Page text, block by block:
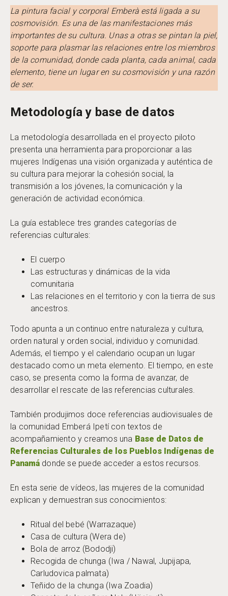
La pintura facial y corporal Emberà está ligada a su
cosmovisión. Es una de las manifestaciones más
importantes de su cultura. Unas a otras se pintan la piel,
soporte para plasmar las relaciones entre los miembros
de la comunidad, donde cada planta, cada animal, cada
elemento, tiene un lugar en su cosmovisión y una razón
de ser.
Metodología y base de datos
La metodología desarrollada en el proyecto piloto
presenta una herramienta para proporcionar a las
mujeres Indígenas una visión organizada y auténtica de
su cultura para mejorar la cohesión social, la
transmisión a los jóvenes, la comunicación y la
generación de actividad económica.
La guía establece tres grandes categorías de
referencias culturales:
El cuerpo
Las estructuras y dinámicas de la vida
comunitaria
Las relaciones en el territorio y con la tierra de sus
ancestros.
Todo apunta a un continuo entre naturaleza y cultura,
orden natural y orden social, individuo y comunidad.
Además, el tiempo y el calendario ocupan un lugar
destacado como un meta elemento. El tiempo, en este
caso, se presenta como la forma de avanzar, de
desarrollar el rescate de las referencias culturales.
También produjimos doce referencias audiovisuales de
la comunidad Emberá Ipetí con textos de
acompañamiento y creamos una Base de Datos de
Referencias Culturales de los Pueblos Indígenas de
Panamá donde se puede acceder a estos recursos.
En esta serie de vídeos, las mujeres de la comunidad
explican y demuestran sus conocimientos:
Ritual del bebé (Warrazaque)
Casa de cultura (Wera de)
Bola de arroz (Bododji)
Recogida de chunga (Iwa / Nawal, Jupijapa,
Carludovica palmata)
Teñido de la chunga (Iwa Zoadia)